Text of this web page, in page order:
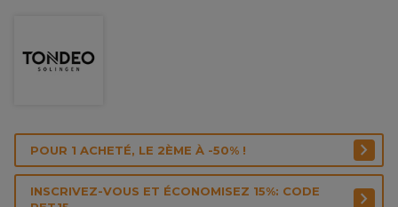
POUR 1 ACHETÉ, LE 2ÈME À -50% !
INSCRIVEZ-VOUS ET ÉCONOMISEZ 15%: CODE